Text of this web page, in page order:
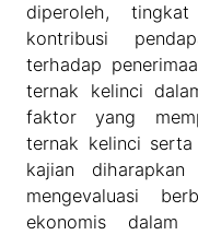
diperoleh,
kontribusi
terhadap
ternak kelinci
faktor yang
ternak kelinci
kajian
mengevaluasi
ekonomis